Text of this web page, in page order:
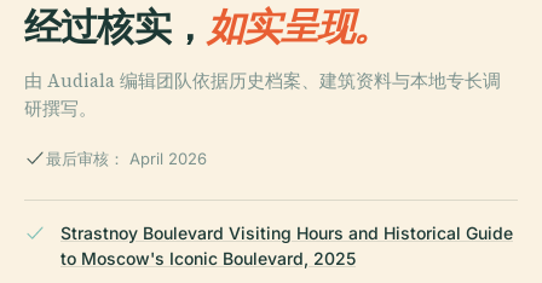
经过核实， 如实呈现。
由 Audiala 编辑团队依据历史档案、建筑资料与本地专长调
研撰写。
最后审核： April 2026
Strastnoy Boulevard Visiting Hours and Historical Guide
to Moscow's Iconic Boulevard, 2025